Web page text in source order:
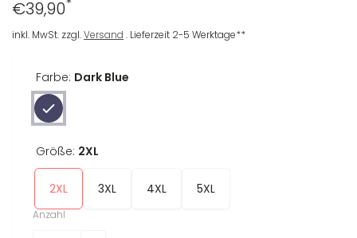
Regulärer
Preis
€39,90*
inkl. MwSt. zzgl.Versand . Lieferzeit 2-5 Werktage**
Farbe: Dark Blue
Größe: 2XL
2XL 3XL 4XL 5XL
Anzahl